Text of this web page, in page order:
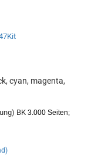
cyan, magenta,
BK 3.000 Seiten;